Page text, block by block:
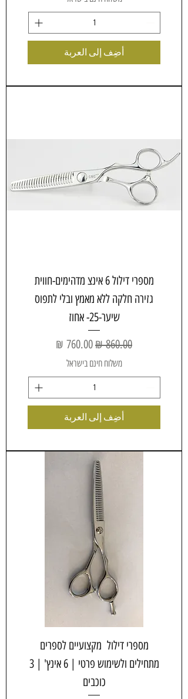
أضِف إلى العربة
מספרי דילול 6 אינצ מדהימים-חווית
גזירה חלקה ללא מאמץ ובלי לתפוס
שיער-25- אחוז
سعر عاديسعر البيع
משלוח חינם בישראל
أضِف إلى العربة
מספרי דילול מקצועיים לספרים
מתחילים ולשימוש פרטי | 6 אינץ' | 3
כוכבים